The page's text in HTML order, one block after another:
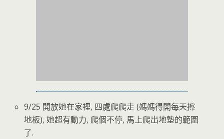
9/25 開放她在家裡, 四處爬爬走 (媽媽得開每天擦
地板), 她超有動力, 爬個不停, 馬上爬出地墊的範圍
了.